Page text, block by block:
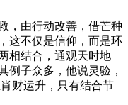
，由行动改善，借芒种
这不仅是信仰，而是环
相结合，通观天时地
例子众多，他说灵验，
财运升，只有结合节